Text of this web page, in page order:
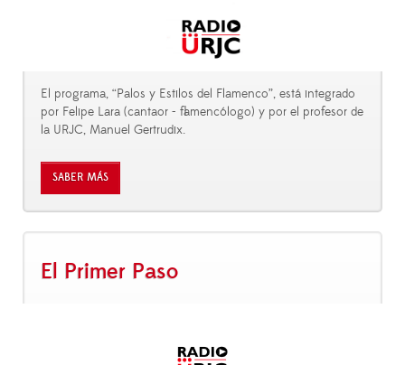
El programa, “Palos y Estilos del Flamenco”, está integrado
por Felipe Lara (cantaor - flamencólogo) y por el profesor de
la URJC, Manuel Gertrudix.
SABER MÁS
El Primer Paso